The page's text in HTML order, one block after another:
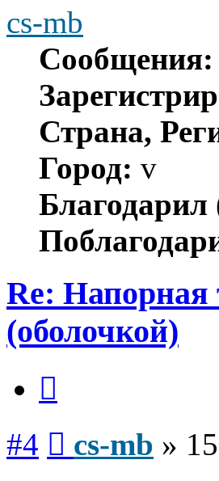
cs-mb
Сообщения:
Страна,
Город: v
Благодарил
Re:
(оболочкой)
#4 cs-mb »